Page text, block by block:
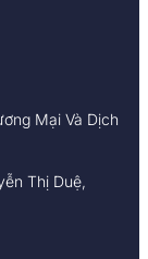
Mại Và Dịch
Thị Duệ,